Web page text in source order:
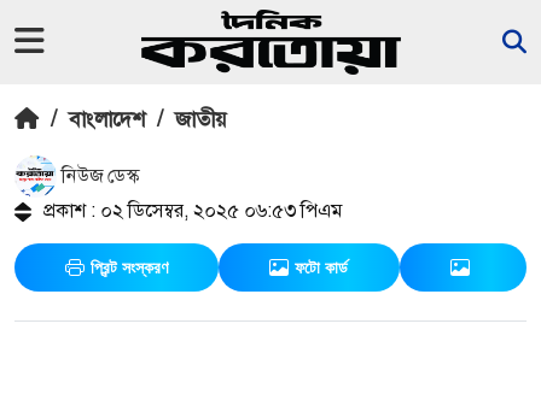
/ বাংলাদেশ / জাতীয়
নিউজ ডেস্ক
প্রকাশ : ০২ ডিসেম্বর, ২০২৫ ০৬:৫৩ পিএম
প্রিন্ট সংস্করণ ফটো কার্ড